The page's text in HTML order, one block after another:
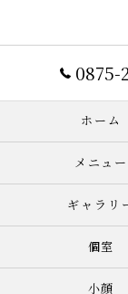
0875-
ホーム
メニュー
ギャラリ
個室
小顔